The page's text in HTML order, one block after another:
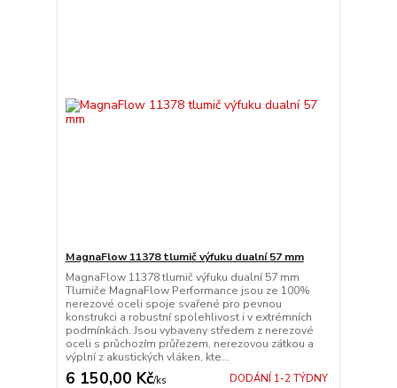
MagnaFlow 11378 tlumič výfuku dualní 57 mm
MagnaFlow 11378 tlumič výfuku dualní 57 mm
Tlumiče MagnaFlow Performance jsou ze 100%
nerezové oceli spoje svařené pro pevnou
konstrukci a robustní spolehlivost i v extrémních
podmínkách. Jsou vybaveny středem z nerezové
oceli s průchozím průřezem, nerezovou zátkou a
výplní z akustických vláken, kte...
6 150,00 Kč/ks DODÁNÍ 1-2 TÝDNY